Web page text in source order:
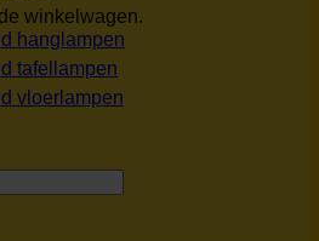
winkelwagen.
hanglampen
tafellampen
vloerlampen